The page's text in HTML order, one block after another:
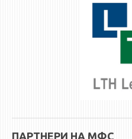
ПЕНЗИОНИРАН КАДАР
I ЦИКЛУС - ДОДИПЛОМСКИ
III ЦИКЛУС - ДОКТОРСКИ
ПАРТНЕРИ НА МФС